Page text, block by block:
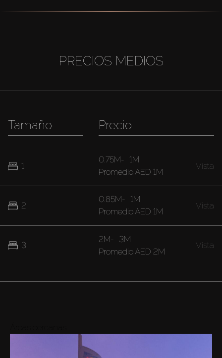
PRECIOS MEDIOS
Tamaño
1
2
3
Precio
0.75M- 1M
PromedioAED 1M
Vista
0.85M- 1M
PromedioAED 1M
Vista
2M- 3M
Promedio AED 2M
Vista